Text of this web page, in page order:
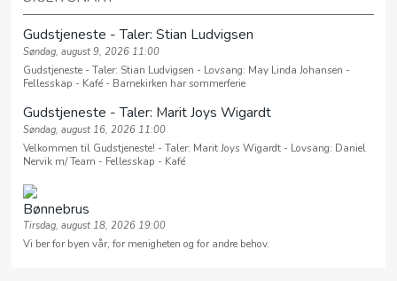
Gudstjeneste - Taler: Stian Ludvigsen
Søndag, august 9, 2026 11:00
Gudstjeneste - Taler: Stian Ludvigsen - Lovsang: May Linda Johansen -
Fellesskap - Kafé - Barnekirken har sommerferie
Gudstjeneste - Taler: Marit Joys Wigardt
Søndag, august 16, 2026 11:00
Velkommen til Gudstjeneste! - Taler: Marit Joys Wigardt - Lovsang: Daniel
Nervik m/ Team - Fellesskap - Kafé
Bønnebrus
Tirsdag, august 18, 2026 19:00
Vi ber for byen vår, for menigheten og for andre behov.